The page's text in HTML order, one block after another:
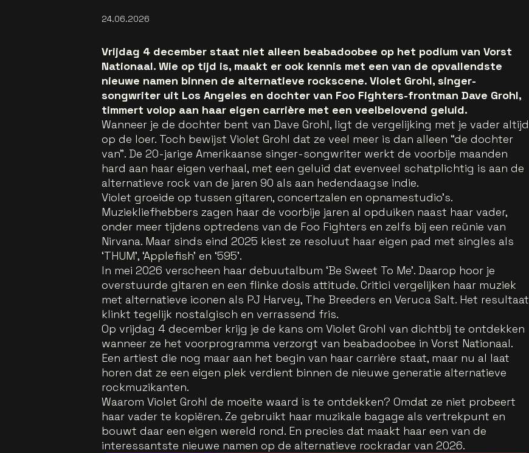
24.06.2026
Vrijdag 4 december staat niet alleen beabadoobee op het podium van Vorst
Nationaal. Wie op tijd is, maakt er ook kennis met een van de opvallendste
nieuwe namen binnen de alternatieve rockscene. Violet Grohl, singer-
songwriter uit Los Angeles en dochter van Foo Fighters-frontman Dave Grohl,
timmert volop aan haar eigen carrière met een veelbelovend geluid.
Wanneer je de dochter bent van Dave Grohl, ligt de vergelijking met je vader altijd
op de loer. Toch bewijst Violet Grohl dat ze veel meer is dan alleen “de dochter
van”. De 20-jarige Amerikaanse singer-songwriter werkt de voorbije maanden
hard aan haar eigen verhaal, met een geluid dat evenveel schatplichtig is aan de
alternatieve rock van de jaren 90 als aan hedendaagse indie.
Violet groeide op tussen gitaren, concertzalen en opnamestudio's.
Muziekliefhebbers zagen haar de voorbije jaren al opduiken naast haar vader,
onder meer tijdens optredens van de Foo Fighters en zelfs bij een reünie van
Nirvana. Maar sinds eind 2025 kiest ze resoluut haar eigen pad met singles als
‘THUM’, ‘Applefish’ en ‘595’.
In mei 2026 verscheen haar debuutalbum ‘Be Sweet To Me’. Daarop hoor je
overstuurde gitaren en een flinke dosis attitude. Critici vergelijken haar muziek
met alternatieve iconen als PJ Harvey, The Breeders en Veruca Salt. Het resultaat
klinkt tegelijk nostalgisch en verrassend fris.
Op vrijdag 4 december krijg je de kans om Violet Grohl van dichtbij te ontdekken
wanneer ze het voorprogramma verzorgt van beabadoobee in Vorst Nationaal.
Een artiest die nog maar aan het begin van haar carrière staat, maar nu al laat
horen dat ze een eigen plek verdient binnen de nieuwe generatie alternatieve
rockmuzikanten.
Waarom Violet Grohl de moeite waard is te ontdekken? Omdat ze niet probeert
haar vader te kopiëren. Ze gebruikt haar muzikale bagage als vertrekpunt en
bouwt daar een eigen wereld rond. En precies dat maakt haar een van de
interessantste nieuwe namen op de alternatieve rockradar van 2026.